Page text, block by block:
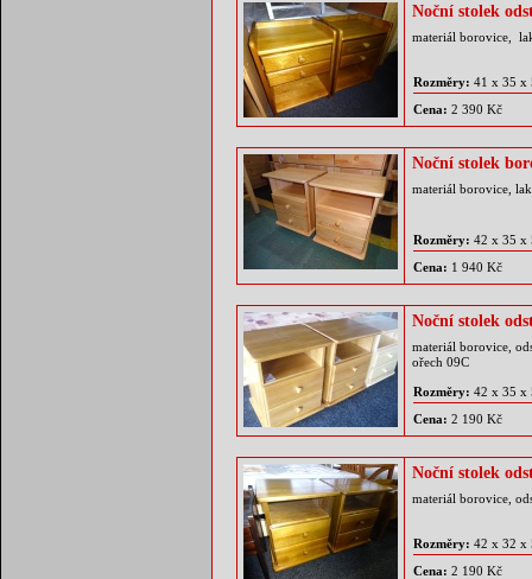
Noční stolek
materiál borovice,
Rozměry: 41 x 35 x
Cena: 2 390 Kč
Noční stolek
materiál borovice,
Rozměry: 42 x 35 x
Cena: 1 940 Kč
Noční stolek
materiál borovice,
ořech 09C
Rozměry: 42 x 35 x
Cena: 2 190 Kč
Noční stolek
materiál borovice,
Rozměry: 42 x 32 x
Cena: 2 190 Kč